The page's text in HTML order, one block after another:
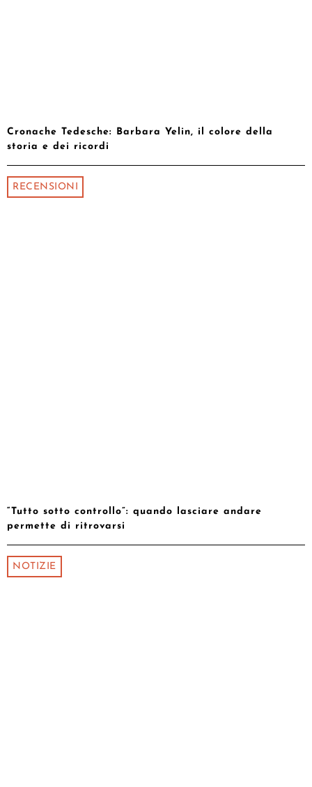
Cronache Tedesche: Barbara Yelin, il colore della
storia e dei ricordi
RECENSIONI
“Tutto sotto controllo”: quando lasciare andare
permette di ritrovarsi
NOTIZIE